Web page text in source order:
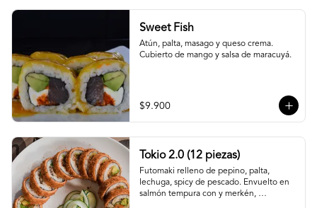
Sweet Fish
Atún, palta, masago y queso crema.
Cubierto de mango y salsa de maracuyá.
$9.900
Tokio 2.0 (12 piezas)
Futomaki relleno de pepino, palta,
lechuga, spicy de pescado. Envuelto en
salmón tempura con y merkén,